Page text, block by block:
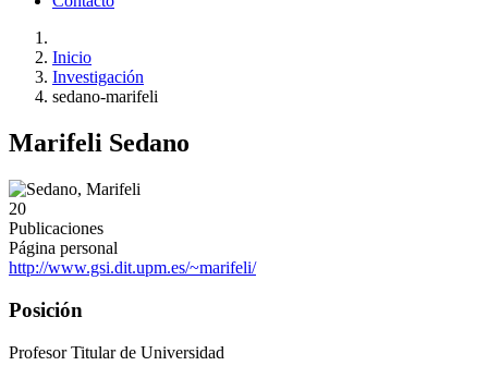
Inicio
Investigación
sedano-marifeli
Marifeli Sedano
20
Publicaciones
Página personal
http://www.gsi.dit.upm.es/~marifeli/
Posición
Profesor Titular de Universidad